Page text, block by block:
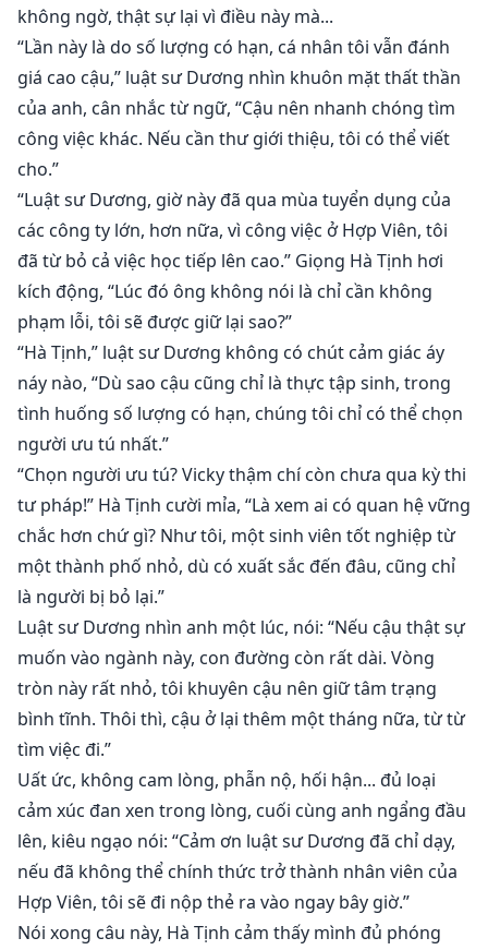
không ngờ, thật sự lại vì điều này mà...
“Lần này là do số lượng có hạn, cá nhân tôi vẫn đánh
giá cao cậu,” luật sư Dương nhìn khuôn mặt thất thần
của anh, cân nhắc từ ngữ, “Cậu nên nhanh chóng tìm
công việc khác. Nếu cần thư giới thiệu, tôi có thể viết
cho.”
“Luật sư Dương, giờ này đã qua mùa tuyển dụng của
các công ty lớn, hơn nữa, vì công việc ở Hợp Viên, tôi
đã từ bỏ cả việc học tiếp lên cao.” Giọng Hà Tịnh hơi
kích động, “Lúc đó ông không nói là chỉ cần không
phạm lỗi, tôi sẽ được giữ lại sao?”
“Hà Tịnh,” luật sư Dương không có chút cảm giác áy
náy nào, “Dù sao cậu cũng chỉ là thực tập sinh, trong
tình huống số lượng có hạn, chúng tôi chỉ có thể chọn
người ưu tú nhất.”
“Chọn người ưu tú? Vicky thậm chí còn chưa qua kỳ thi
tư pháp!” Hà Tịnh cười mỉa, “Là xem ai có quan hệ vững
chắc hơn chứ gì? Như tôi, một sinh viên tốt nghiệp từ
một thành phố nhỏ, dù có xuất sắc đến đâu, cũng chỉ
là người bị bỏ lại.”
Luật sư Dương nhìn anh một lúc, nói: “Nếu cậu thật sự
muốn vào ngành này, con đường còn rất dài. Vòng
tròn này rất nhỏ, tôi khuyên cậu nên giữ tâm trạng
bình tĩnh. Thôi thì, cậu ở lại thêm một tháng nữa, từ từ
tìm việc đi.”
Uất ức, không cam lòng, phẫn nộ, hối hận... đủ loại
cảm xúc đan xen trong lòng, cuối cùng anh ngẩng đầu
lên, kiêu ngạo nói: “Cảm ơn luật sư Dương đã chỉ dạy,
nếu đã không thể chính thức trở thành nhân viên của
Hợp Viên, tôi sẽ đi nộp thẻ ra vào ngay bây giờ.”
Nói xong câu này, Hà Tịnh cảm thấy mình đủ phóng